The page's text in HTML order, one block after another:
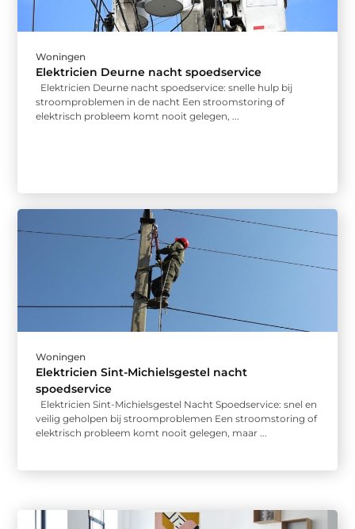
Woningen
Elektricien Deurne nacht spoedservice
Elektricien Deurne nacht spoedservice: snelle hulp bij
stroomproblemen in de nacht Een stroomstoring of
elektrisch probleem komt nooit gelegen, ...
Woningen
Elektricien Sint-Michielsgestel nacht
spoedservice
Elektricien Sint-Michielsgestel Nacht Spoedservice: snel en
veilig geholpen bij stroomproblemen Een stroomstoring of
elektrisch probleem komt nooit gelegen, maar ...